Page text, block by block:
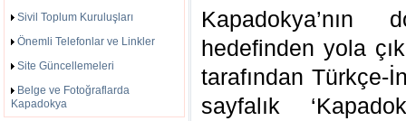
Sivil Toplum Kuruluşları
Önemli Telefonlar ve Linkler
Site Güncellemeleri
Belge ve Fotoğraflarda
Kapadokya
hedefinden yola
tarafından Türkçe-
sayfalık